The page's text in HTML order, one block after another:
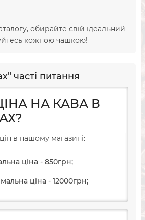
обирайте свій ідеальний
кожною чашкою!
часті питання
НА КАВА В
в нашому магазині:
ціна - 850грн;
ціна - 12000грн;